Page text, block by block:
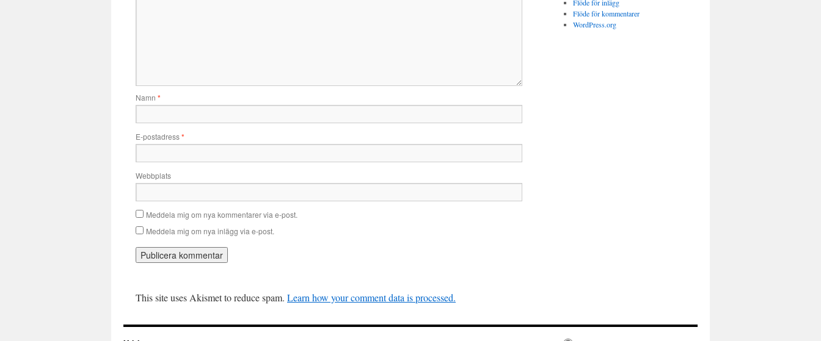
Namn *
E-postadress*
Webbplats
Meddela mig om nya kommentarer via e-post.
Meddela mig om nya inlägg via e-post.
This site uses Akismet to reduce spam. Learn how your comment data is processed.
Flöde för inlägg
Flöde för kommentarer
WordPress.org